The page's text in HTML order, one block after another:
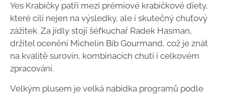
Yes Krabičky patří mezi prémiové krabičkové diety,
které cílí nejen na výsledky, ale i skutečný chuťový
zážitek. Za jídly stojí šéfkuchař Radek Hasman,
držitel ocenění Michelin Bib Gourmand, což je znát
na kvalitě surovin, kombinacích chutí i celkovém
zpracování.
Velkým plusem je velká nabídka programů podle